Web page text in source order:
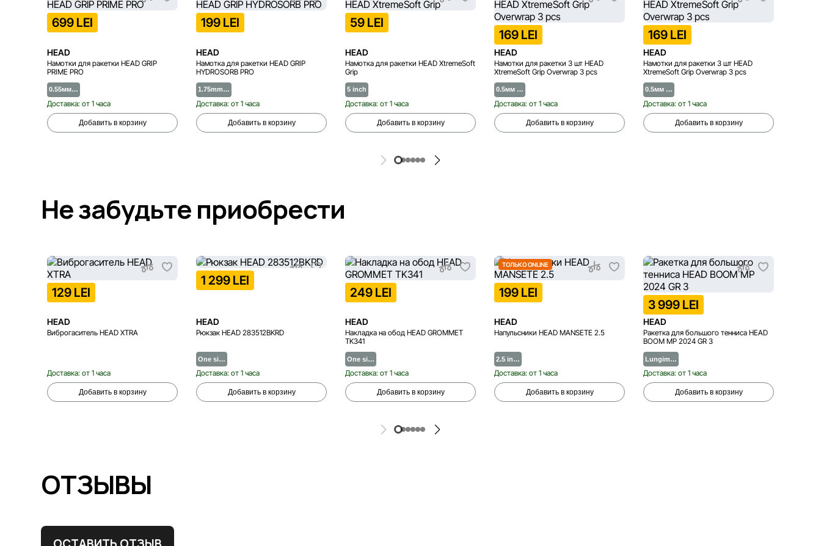
699 LEI
HEAD
Намотки для ракетки HEAD GRIP
PRIME PRO
0.55мм…
Доставка: от 1 часа
Добавить в корзину
199 LEI
HEAD
Намотка для ракетки HEAD GRIP
HYDROSORB PRO
1.75mm…
Доставка: от 1 часа
Добавить в корзину
59 LEI
HEAD
Намотка для ракетки HEAD XtremeSoft
Grip
5 inch
Доставка: от 1 часа
Добавить в корзину
169 LEI
HEAD
Намотки для ракетки 3 шт HEAD
XtremeSoft Grip Overwrap 3 pcs
0.5мм …
Доставка: от 1 часа
Добавить в корзину
169 LEI
HEAD
Намотки для ракетки 3 шт HEAD
XtremeSoft Grip Overwrap 3 pcs
0.5мм …
Доставка: от 1 часа
Добавить в корзину
Не забудьте приобрести
129 LEI
HEAD
Виброгаситель HEAD XTRA
Доставка: от 1 часа
Добавить в корзину
1 299 LEI
HEAD
Рюкзак HEAD 283512BKRD
One si…
Доставка: от 1 часа
Добавить в корзину
249 LEI
HEAD
Накладка на обод HEAD GROMMET
TK341
One si…
Доставка: от 1 часа
Добавить в корзину
ТОЛЬКО ONLINE
199 LEI
HEAD
Напульсники HEAD MANSETE 2.5
2.5 in…
Доставка: от 1 часа
Добавить в корзину
3 999 LEI
HEAD
Ракетка для большого тенниса HEAD
BOOM MP 2024 GR 3
Lungim…
Доставка: от 1 часа
Добавить в корзину
ОТЗЫВЫ